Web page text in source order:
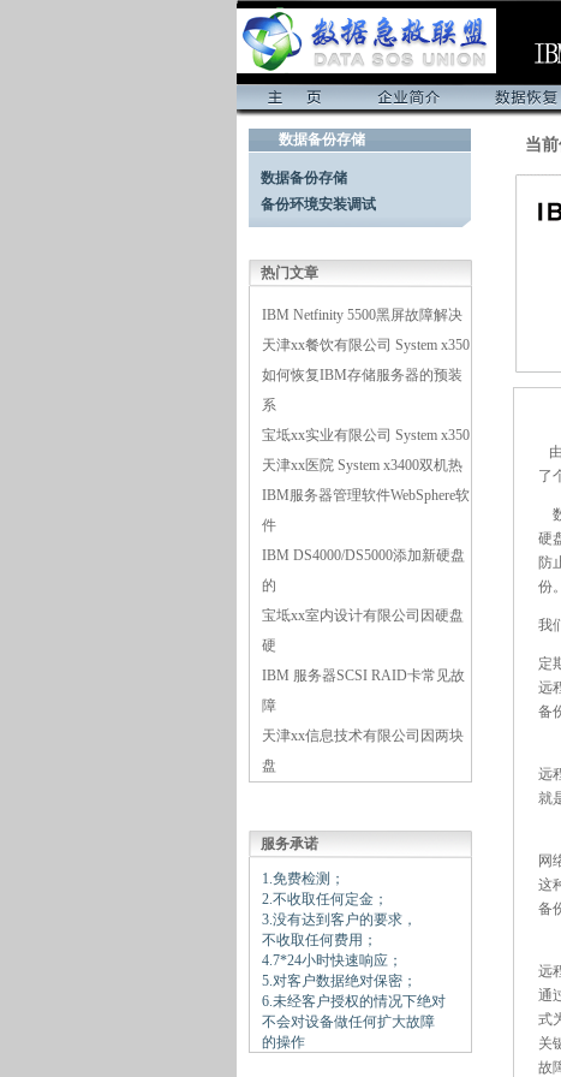
专业服务器数据恢复、服
器维修及维护
首页 企业简介 数据恢复
数据备份存储
数据备份存储
备份环境安装调试
热门文章
IBM Netfinity 5500黑屏故障解决
天津xx餐饮有限公司 System x350
如何恢复IBM存储服务器的预装
系
宝坻xx实业有限公司 System x350
天津xx医院 System x3400双机热
IBM服务器管理软件WebSphere软
件
IBM DS4000/DS5000添加新硬盘
的
宝坻xx室内设计有限公司因硬盘
硬
IBM 服务器SCSI RAID卡常见故
障
天津xx信息技术有限公司因两块
盘
服务承诺
1.免费检测；
2.不收取任何定金；
3.没有达到客户的要求，
不收取任何费用；
4.7*24小时快速响应；
5.对客户数据绝对保密；
6.未经客户授权的情况下绝对
不会对设备做任何扩大故障
的操作
当
了
硬
防
份
我
定
远
备
远
就
网
这
备
远
通
式
关
故